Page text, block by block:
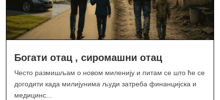
Богати отац , сиромашни отац
Често размишљам о новом миленију и питам се што ће се
догодити када милијунима људи затреба финанцијска и
медицинс...